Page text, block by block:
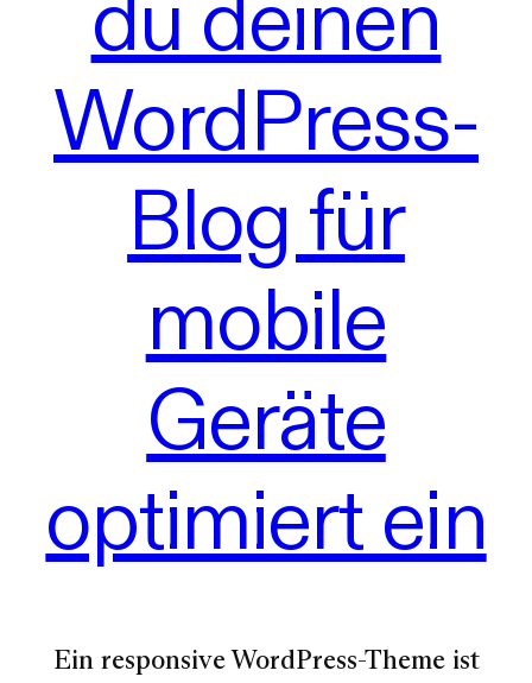
WordPress-
Blog für
mobile
Geräte
optimiert ein
Ein responsive WordPress-Theme ist